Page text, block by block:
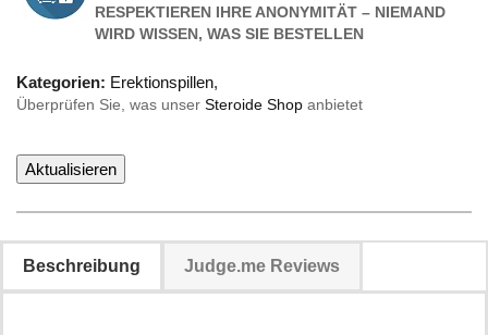
RESPEKTIEREN IHRE ANONYMITÄT – NIEMAND
WIRD WISSEN, WAS SIE BESTELLEN
Kategorien: Erektionspillen,
Überprüfen Sie, was unser Steroide Shop anbietet
Beschreibung Judge.me Reviews